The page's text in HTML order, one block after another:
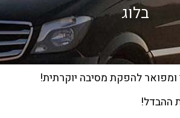
בלוג
ומפואר להפקת מסיבה יוקרתית!
ההבדל!